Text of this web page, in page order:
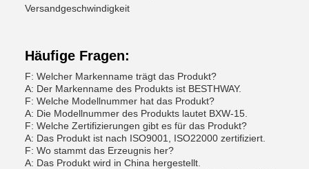
Versandgeschwindigkeit
Häufige Fragen:
F: Welcher Markenname trägt das Produkt?
A: Der Markenname des Produkts ist BESTHWAY.
F: Welche Modellnummer hat das Produkt?
A: Die Modellnummer des Produkts lautet BXW-15.
F: Welche Zertifizierungen gibt es für das Produkt?
A: Das Produkt ist nach ISO9001, ISO22000 zertifiziert.
F: Wo stammt das Erzeugnis her?
A: Das Produkt wird in China hergestellt.